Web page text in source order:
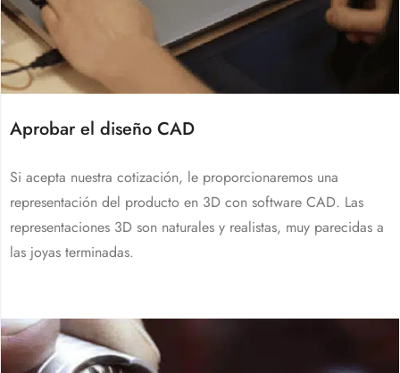
Aprobar el diseño CAD
Si acepta nuestra cotización, le proporcionaremos una
representación del producto en 3D con software CAD. Las
representaciones 3D son naturales y realistas, muy parecidas a
las joyas terminadas.